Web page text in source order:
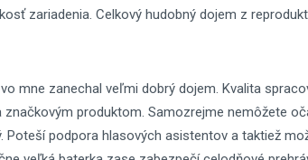
zariadenia. Celkový hudobný dojem z
mne zanechal veľmi dobrý dojem. Kvalita
produktom. Samozrejme nemôžete
Poteší podpora hlasových asistentov a taktiež